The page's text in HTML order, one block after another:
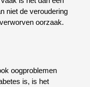
niet de veroudering
oorzaak.
oogproblemen
is, is het